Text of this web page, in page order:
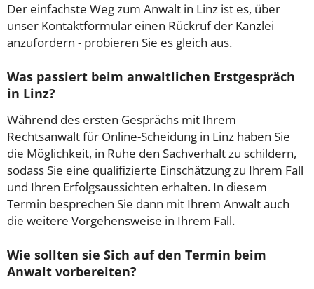
Der einfachste Weg zum Anwalt in Linz ist es, über
unser Kontaktformular einen Rückruf der Kanzlei
anzufordern - probieren Sie es gleich aus.
Was passiert beim anwaltlichen Erstgespräch
in Linz?
Während des ersten Gesprächs mit Ihrem
Rechtsanwalt für Online-Scheidung in Linz haben Sie
die Möglichkeit, in Ruhe den Sachverhalt zu schildern,
sodass Sie eine qualifizierte Einschätzung zu Ihrem Fall
und Ihren Erfolgsaussichten erhalten. In diesem
Termin besprechen Sie dann mit Ihrem Anwalt auch
die weitere Vorgehensweise in Ihrem Fall.
Wie sollten sie Sich auf den Termin beim
Anwalt vorbereiten?